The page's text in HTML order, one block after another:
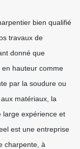
bien qualifié
travaux de
donné que
en hauteur comme
par la soudure ou
matériaux, la
large expérience et
est une entreprise
charpente, à